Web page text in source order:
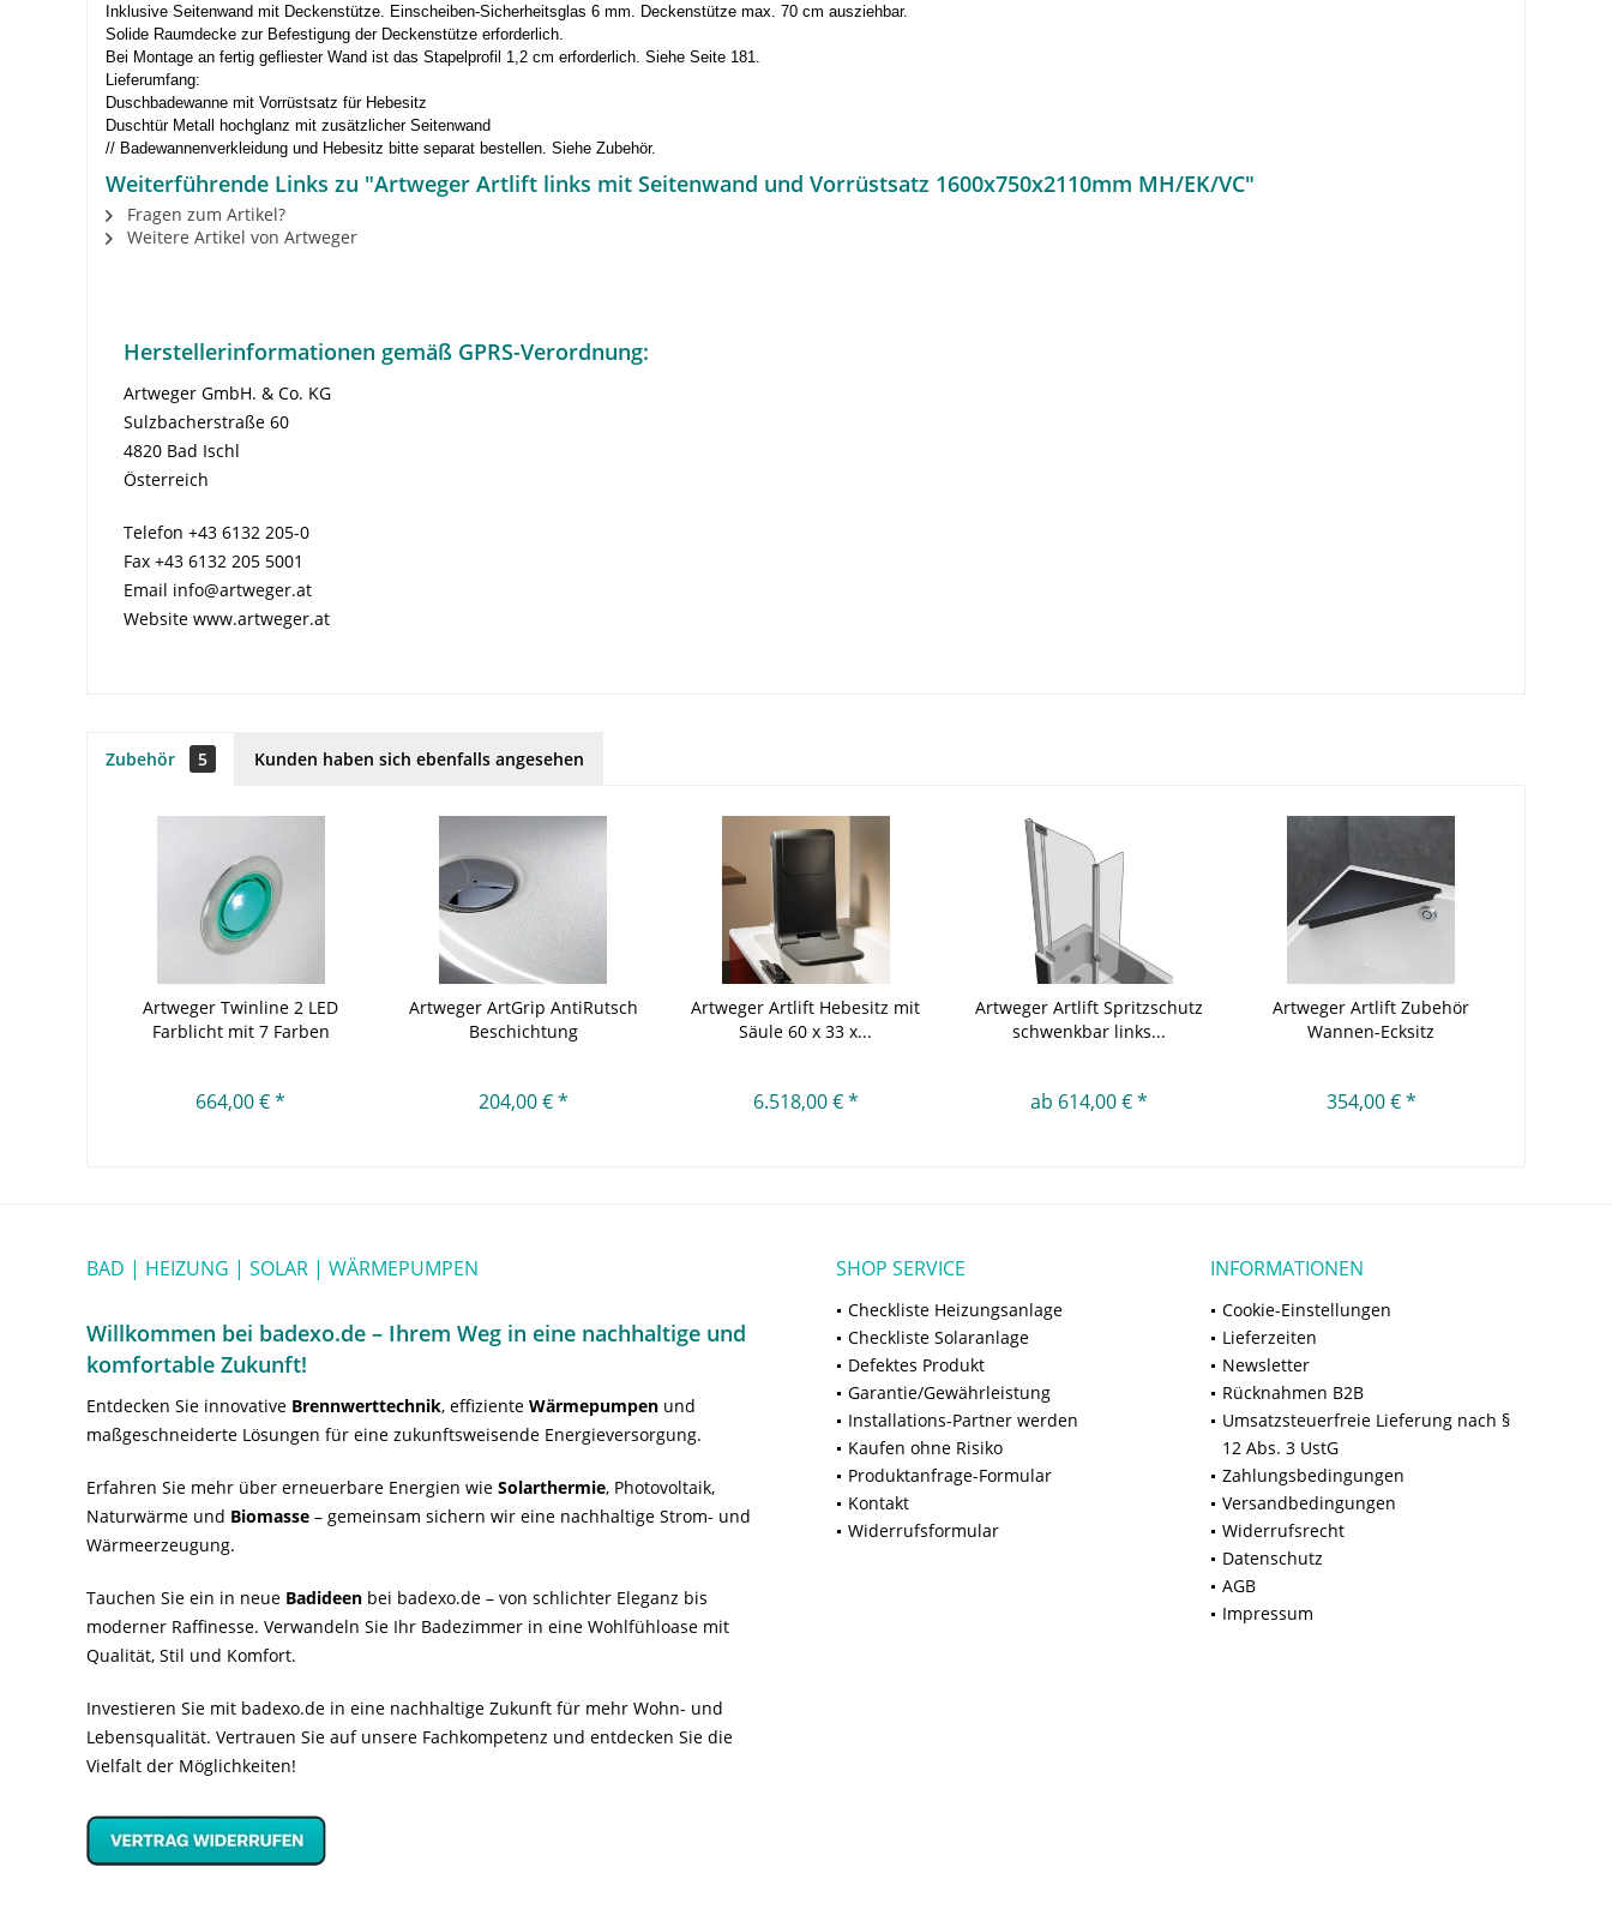
Inklusive Seitenwand mit Deckenstütze. Einscheiben-Sicherheitsglas 6 mm. Deckenstütze max. 70 cm ausziehbar.
Solide Raumdecke zur Befestigung der Deckenstütze erforderlich.
Bei Montage an fertig gefliester Wand ist das Stapelprofil 1,2 cm erforderlich. Siehe Seite 181.
Lieferumfang:
Duschbadewanne mit Vorrüstsatz für Hebesitz
Duschtür Metall hochglanz mit zusätzlicher Seitenwand
// Badewannenverkleidung und Hebesitz bitte separat bestellen. Siehe Zubehör.
Weiterführende Links zu "Artweger Artlift links mit Seitenwand und Vorrüstsatz 1600x750x2110mm MH/EK/VC"
Fragen zum Artikel?
Weitere Artikel von Artweger
Herstellerinformationen gemäß GPRS-Verordnung:
Artweger GmbH. & Co. KG
Sulzbacherstraße 60
4820 Bad Ischl
Österreich
Telefon +43 6132 205-0
Fax +43 6132 205 5001
Email info@artweger.at
Website www.artweger.at
Zubehör 5 Kunden haben sich ebenfalls angesehen
Artweger Twinline 2 LED
Farblicht mit 7 Farben
664,00 € *
Artweger ArtGrip AntiRutsch
Beschichtung
204,00 € *
Artweger Artlift Hebesitz mit
Säule 60 x 33 x...
6.518,00 € *
Artweger Artlift Spritzschutz
schwenkbar links...
ab 614,00 € *
Artweger Artlift Zubehör
Wannen-Ecksitz
354,00 € *
BAD | HEIZUNG | SOLAR | WÄRMEPUMPEN
Willkommen bei badexo.de – Ihrem Weg in eine nachhaltige und
komfortable Zukunft!
Entdecken Sie innovative Brennwerttechnik, effiziente Wärmepumpen und
maßgeschneiderte Lösungen für eine zukunftsweisende Energieversorgung.
Erfahren Sie mehr über erneuerbare Energien wie Solarthermie, Photovoltaik,
Naturwärme und Biomasse – gemeinsam sichern wir eine nachhaltige Strom- und
Wärmeerzeugung.
Tauchen Sie ein in neue Badideen bei badexo.de – von schlichter Eleganz bis
moderner Raffinesse. Verwandeln Sie Ihr Badezimmer in eine Wohlfühloase mit
Qualität, Stil und Komfort.
Investieren Sie mit badexo.de in eine nachhaltige Zukunft für mehr Wohn- und
Lebensqualität. Vertrauen Sie auf unsere Fachkompetenz und entdecken Sie die
Vielfalt der Möglichkeiten!
SHOP SERVICE
Checkliste Heizungsanlage
Checkliste Solaranlage
Defektes Produkt
Garantie/Gewährleistung
Installations-Partner werden
Kaufen ohne Risiko
Produktanfrage-Formular
Kontakt
Widerrufsformular
INFORMATIONEN
Cookie-Einstellungen
Lieferzeiten
Newsletter
Rücknahmen B2B
Umsatzsteuerfreie Lieferung nach §
12 Abs. 3 UstG
Zahlungsbedingungen
Versandbedingungen
Widerrufsrecht
Datenschutz
AGB
Impressum